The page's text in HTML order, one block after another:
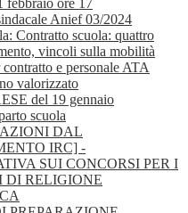
febbraio ore 17
Anief 03/2024
Contratto scuola: quattro
vincoli sulla mobilità
e personale ATA
valorizzato
del 19 gennaio
scuola
DAL
IRC] -
SUI CONCORSI PER I
DI RELIGIONE